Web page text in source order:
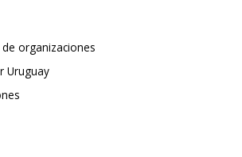
organizaciones
Uruguay